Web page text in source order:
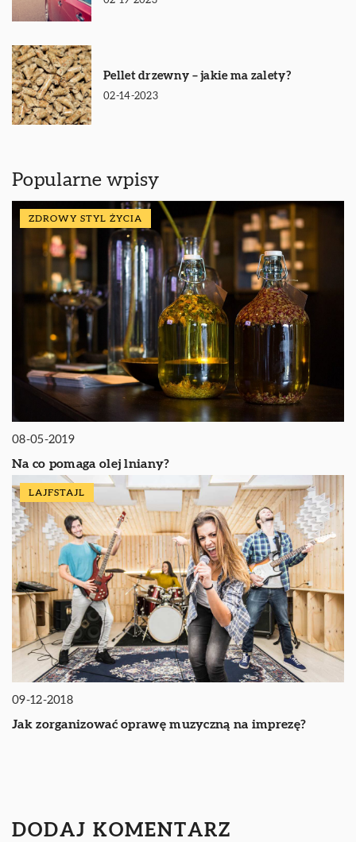
Pellet drzewny – jakie ma zalety?
02-14-2023
Popularne wpisy
ZDROWY STYL ŻYCIA
08-05-2019
Na co pomaga olej lniany?
LAJFSTAJL
09-12-2018
Jak zorganizować oprawę muzyczną na imprezę?
DODAJ KOMENTARZ